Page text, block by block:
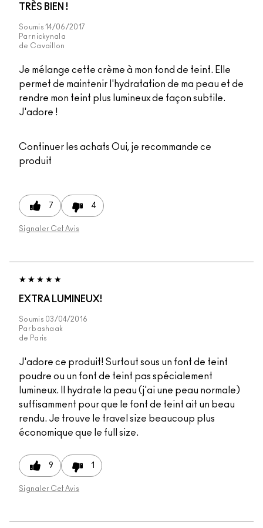
TRÈS BIEN !
Soumis14/06/2017
Par nickynala
de Cavaillon
Je mélange cette crème à mon fond de teint. Elle
permet de maintenir l'hydratation de ma peau et de
rendre mon teint plus lumineux de façon subtile.
J'adore !
Continuer les achats Oui, je recommande ce
produit
7 4
Signaler Cet Avis
EXTRA LUMINEUX!
Soumis 03/04/2016
Par bashaak
de Paris
J'adore ce produit! Surtout sous un font de teint
poudre ou un font de teint pas spécialement
lumineux. Il hydrate la peau (j'ai une peau normale)
suffisamment pour que le font de teint ait un beau
rendu. Je trouve le travel size beaucoup plus
économique que le full size.
9 1
Signaler Cet Avis